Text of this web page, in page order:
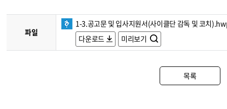
파일
1-3.공고문 및 입사지원서(사이클단 감독 및 코치
다운로드
미리보기
목록